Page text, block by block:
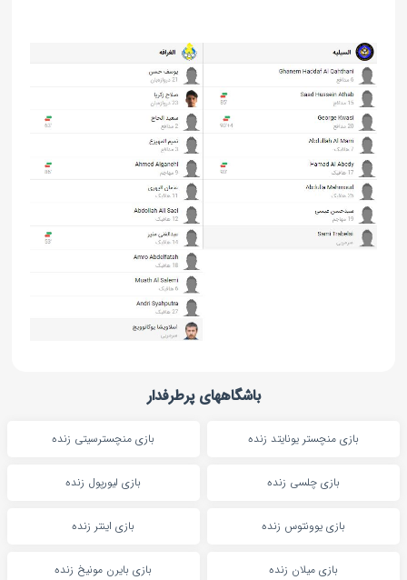
باشگاههای پرطرفدار
بازی منچستر یونایتد زنده بازی منچسترسیتی زنده
بازی چلسی زنده بازی لیورپول زنده
بازی یوونتوس زنده بازی اینتر زنده
بازی میلان زنده بازی بایرن مونیخ زنده